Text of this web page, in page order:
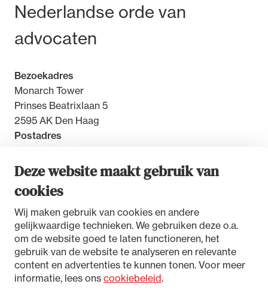
Deze website maakt gebruik van
cookies
Wij maken gebruik van cookies en andere
gelijkwaardige technieken. We gebruiken deze o.a.
om de website goed te laten functioneren, het
gebruik van de website te analyseren en relevante
content en advertenties te kunnen tonen. Voor meer
informatie, lees ons cookiebeleid.
Bezoek- en postadres
Nederlandse orde van
advocaten
Bezoekadres
Monarch Tower
Prinses Beatrixlaan 5
2595 AK Den Haag
Postadres
2500 GW Den Haag
Toegankelijkheidsverklaring
Disclaimer